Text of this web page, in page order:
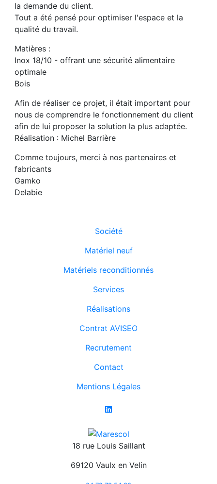
la demande du client.
Tout a été pensé pour optimiser l'espace et la
qualité du travail.
Matières :
Inox 18/10 - offrant une sécurité alimentaire
optimale
Bois
Afin de réaliser ce projet, il était important pour
nous de comprendre le fonctionnement du client
afin de lui proposer la solution la plus adaptée.
Réalisation : Michel Barrière
Comme toujours, merci à nos partenaires et
fabricants
Gamko
Delabie
Société
Matériel neuf
Matériels reconditionnés
Services
Réalisations
Contrat AVISEO
Recrutement
Contact
Mentions Légales
18 rue Louis Saillant
69120 Vaulx en Velin